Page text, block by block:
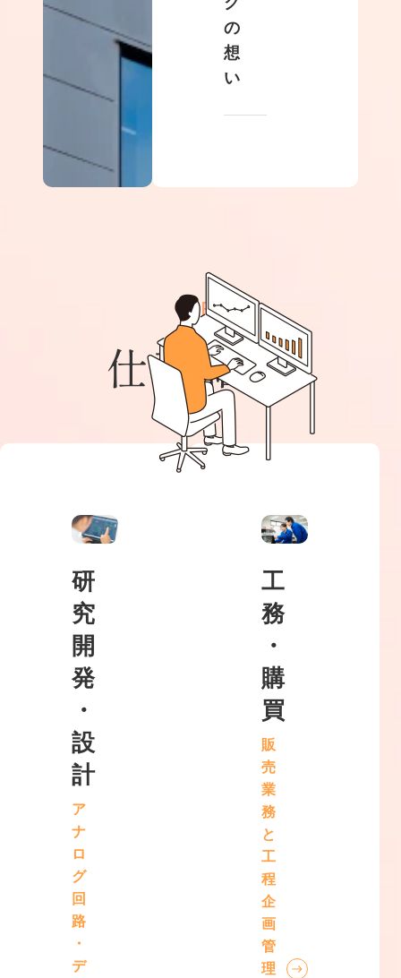
の
想
い
JOBS
仕事紹介
研
究
開
発
・
設
計
ア
ナ
ロ
グ
回
路
・
デ
工
務
・
購
買
販
売
業
務
と
工
程
企
画
管
理